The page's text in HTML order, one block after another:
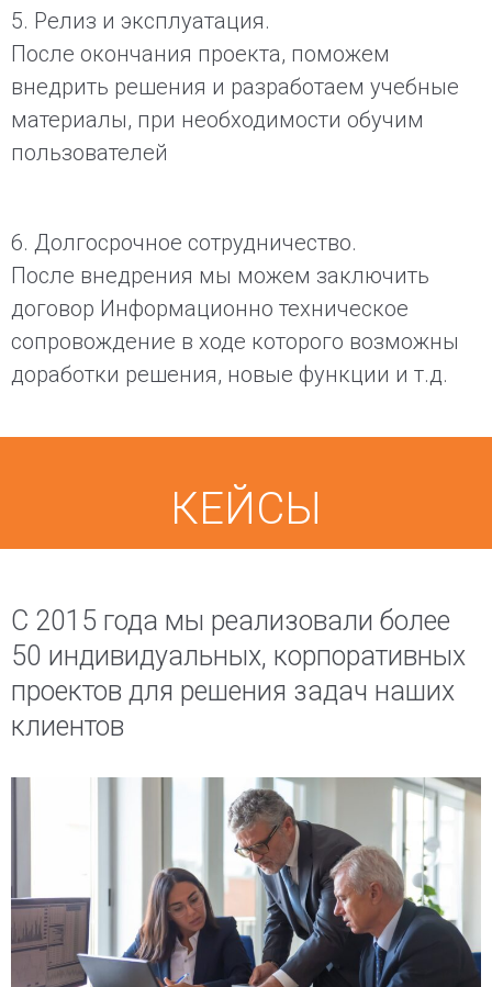
5. Релиз и эксплуатация.
После окончания проекта, поможем
внедрить решения и разработаем учебные
материалы, при необходимости обучим
пользователей
6. Долгосрочное сотрудничество.
После внедрения мы можем заключить
договор Информационно техническое
сопровождение в ходе которого возможны
доработки решения, новые функции и т.д.
КЕЙСЫ
С 2015 года мы реализовали более
50 индивидуальных, корпоративных
проектов для решения задач наших
клиентов